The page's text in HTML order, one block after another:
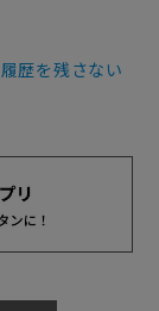
履歴を残さない